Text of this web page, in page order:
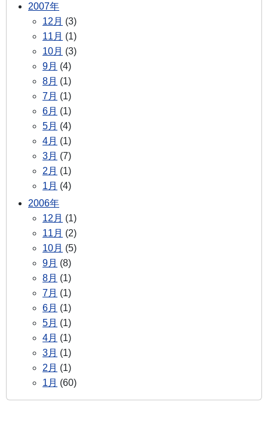
2007年
12月 (3)
11月 (1)
10月 (3)
9月 (4)
8月 (1)
7月 (1)
6月 (1)
5月 (4)
4月 (1)
3月 (7)
2月 (1)
1月 (4)
2006年
12月 (1)
11月 (2)
10月 (5)
9月 (8)
8月 (1)
7月 (1)
6月 (1)
5月 (1)
4月 (1)
3月 (1)
2月 (1)
1月 (60)